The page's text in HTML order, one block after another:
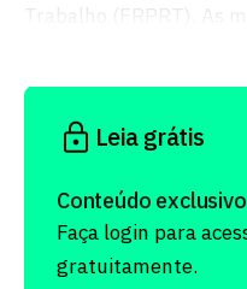
Trabalho (FRPRT). As
Leia grátis
Conteúdo
Faça login para
gratuitamente.